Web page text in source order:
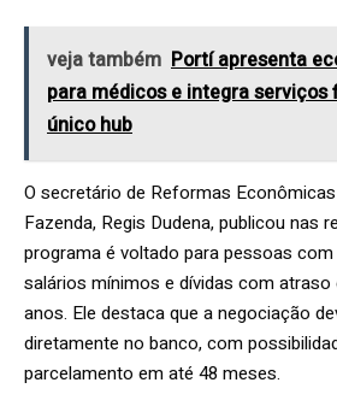
veja também Portí apresenta
para médicos e integra serviços
único hub
O secretário de Reformas
Fazenda, Regis Dudena, publicou nas
programa é voltado para pessoas
salários mínimos e dívidas com atraso
anos. Ele destaca que a negociação
diretamente no banco, com
parcelamento em até 48 meses.